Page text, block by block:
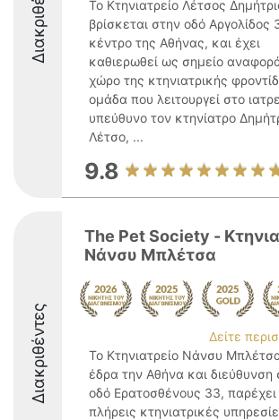
Το Κτηνιατρείο Λέτσος
βρίσκεται στην οδό Αργολίδος
κέντρο της Αθήνας, και έχει
καθιερωθεί ως σημείο
χώρο της κτηνιατρικής
ομάδα που λειτουργεί στο
υπεύθυνο τον κτηνίατρο
Λέτσο, ...
9.8
Διακριθέντες
The Pet Society -
Νάνσυ Μπλέτσα
Δείτε
Το Κτηνιατρείο Νάνσυ
έδρα την Αθήνα και διεύθυνση
οδό Ερατοσθένους 33, παρέχει
πλήρεις κτηνιατρικές